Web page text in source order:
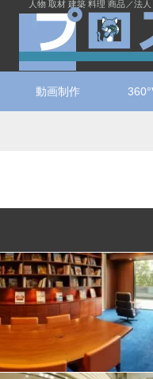
人物 取材 建築 料理 商品／法
動画制作